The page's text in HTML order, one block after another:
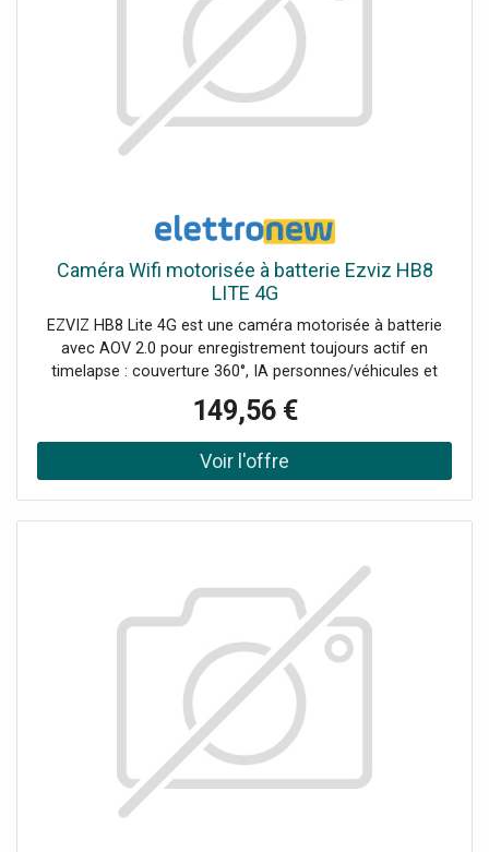
Caméra Wifi motorisée à batterie Ezviz HB8
LITE 4G
EZVIZ HB8 Lite 4G est une caméra motorisée à batterie
avec AOV 2.0 pour enregistrement toujours actif en
timelapse : couverture 360°, IA personnes/véhicules et
de prises de courant. Résolution 2K+ pour des détails nets
en extérieur Always-On Video 2.0 (AOV) : timelapse
continu + vidéo normale sur les événements Motorisée
avec vue panoramique 360° et suivi automatique
Type-C Wi-Fi 6 (2,4 GHz), audio bidirectionnel, sirène +
stroboscope, microSD 512GB / CloudPlay.
149,56 €